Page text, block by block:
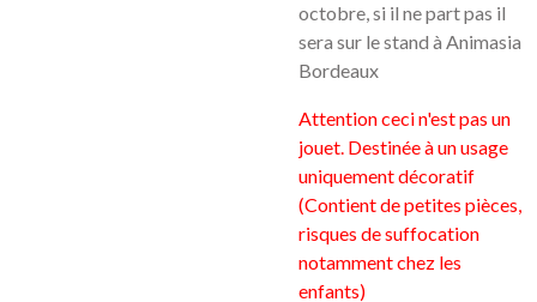
octobre, si il ne part pas il
sera sur le stand à Animasia
Bordeaux
Attention ceci n'est pas un
jouet. Destinée à un usage
uniquement décoratif
(Contient de petites pièces,
risques de suffocation
notamment chez les
enfants)